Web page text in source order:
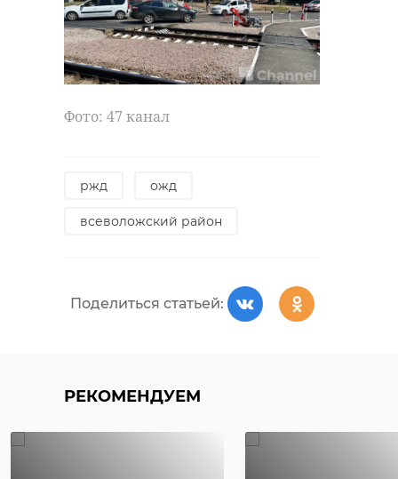
Фото: 47 канал
ржд ожд
всеволожский район
Поделиться статьей:
РЕКОМЕНДУЕМ